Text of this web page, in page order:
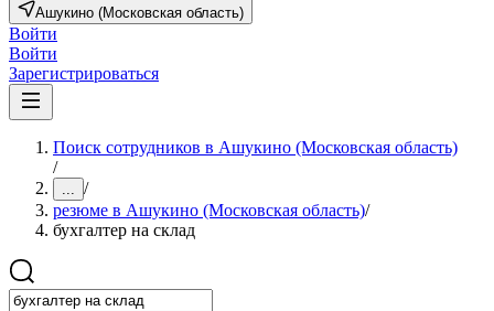
Ашукино (Московская область)
Войти
Войти
Зарегистрироваться
Поиск сотрудников в Ашукино (Московская область)
/
... /
резюме в Ашукино (Московская область)/
бухгалтер на склад